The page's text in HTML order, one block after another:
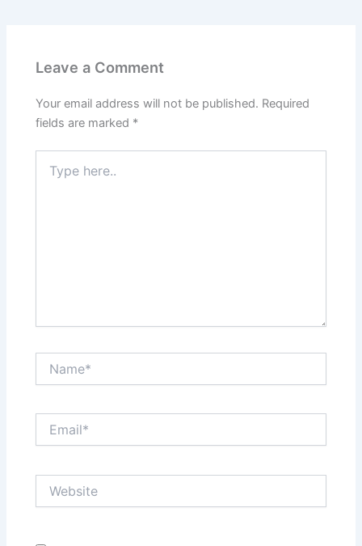
Leave a Comment
Your email address will not be published. Required
fields are marked *
here..